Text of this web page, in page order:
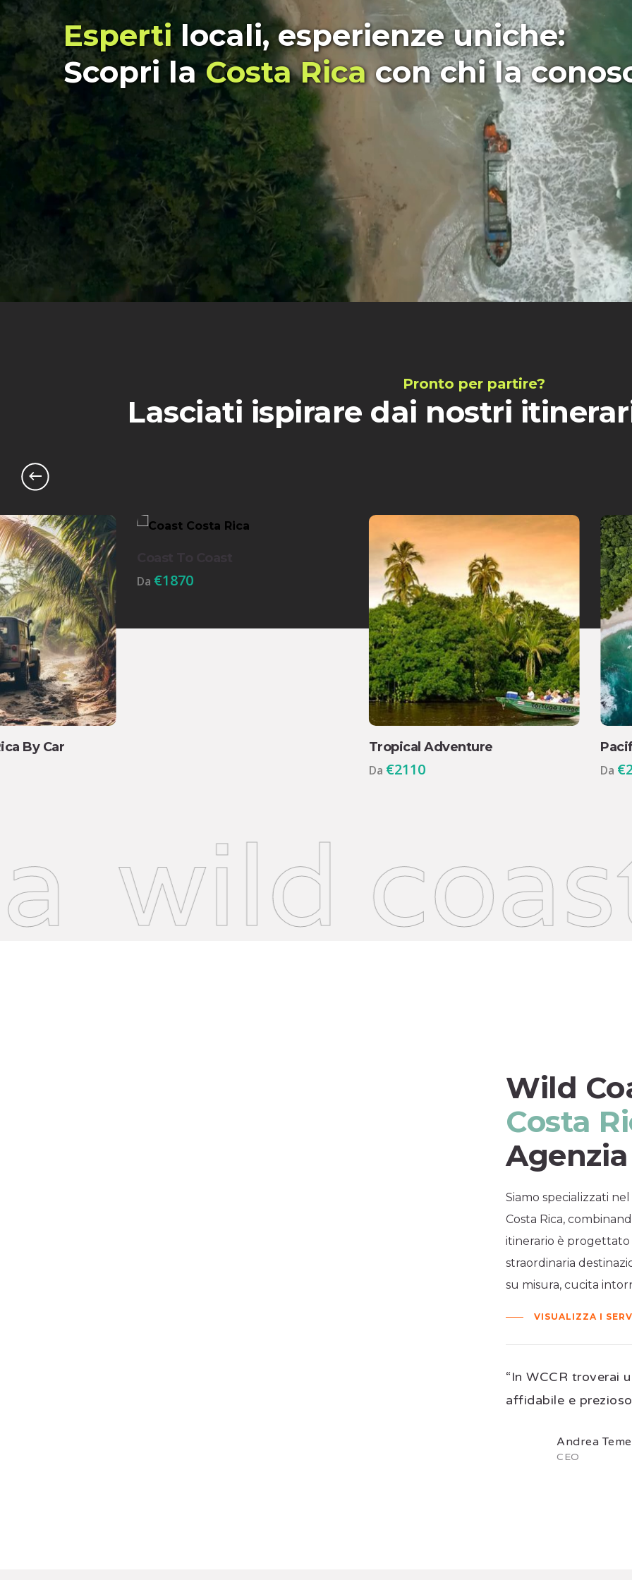
Esperti locali, esperienze uniche:
Scopri laCosta Rica con chi la
Pronto per partire?
Lasciati ispirare dai nostri
Tropical Adventure
Da €2110
Da €
By Car
Da €1870
wild coast
Wild
Costa
Siamo specializzati
Costa Rica,
itinerario è
straordinaria
su misura, cucita
VISUALIZZA I
“In WCCR troverai
affidabile e
Andrea
CEO